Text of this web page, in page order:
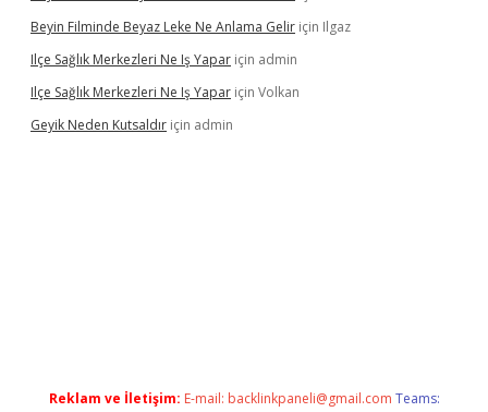
Beyin Filminde Beyaz Leke Ne Anlama Gelir için Ilgaz
Ilçe Sağlık Merkezleri Ne Iş Yapar için admin
Ilçe Sağlık Merkezleri Ne Iş Yapar için Volkan
Geyik Neden Kutsaldır için admin
Reklam ve İletişim: E-mail: backlinkpaneli@gmail.com Teams: